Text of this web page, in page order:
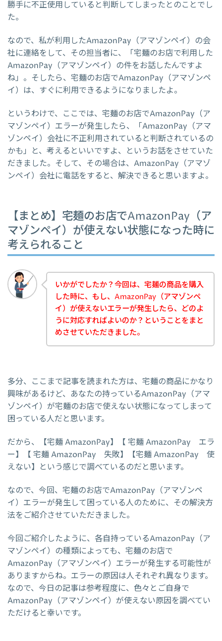
勝手に不正使用していると判断してしまったとのことでし
た。
なので、私が利用したAmazonPay（アマゾンペイ）の会
社に連絡をして、その担当者に、「宅麺のお店で利用した
AmazonPay（アマゾンペイ）の件をお話したんですよ
ね」。そしたら、宅麺のお店でAmazonPay（アマゾンペ
イ）は、すぐに利用できるようになりましたよ。
というわけで、ここでは、宅麺のお店でAmazonPay（ア
マゾンペイ）エラーが発生したら、「AmazonPay（アマ
ゾンペイ）会社に不正利用されていると判断されているの
かも」と、考えるといいですよ、というお話をさせていた
だきました。そして、その場合は、AmazonPay（アマゾ
ンペイ）会社に電話をすると、解決できると思いますよ。
【まとめ】宅麺のお店でAmazonPay（ア
マゾンペイ）が使えない状態になった時に
考えられること
いかがでしたか？今回は、宅麺の商品を購入
した時に、もし、AmazonPay（アマゾンペ
イ）が使えないエラーが発生したら、どのよ
うに対応すればよいのか？ということをまと
めさせていただきました。
多分、ここまで記事を読まれた方は、宅麺の商品にかなり
興味があるけど、あなたの持っているAmazonPay（アマ
ゾンペイ）が宅麺のお店で使えない状態になってしまって
困っている人だと思います。
だから、【宅麺 AmazonPay】【 宅麺 AmazonPay エラ
ー】【 宅麺 AmazonPay 失敗】【宅麺 AmazonPay 使
えない】という感じで調べているのだと思います。
なので、今回、宅麺のお店でAmazonPay（アマゾンペ
イ）エラーが発生して困っている人のために、その解決方
法をご紹介させていただきました。
今回ご紹介したように、各自持っているAmazonPay（ア
マゾンペイ）の種類によっても、宅麺のお店で
AmazonPay（アマゾンペイ）エラーが発生する可能性が
ありますからね。エラーの原因は人それぞれ異なります。
なので、今日の記事は参考程度に、色々とご自身で
AmazonPay（アマゾンペイ）が使えない原因を調べてい
ただけると幸いです。